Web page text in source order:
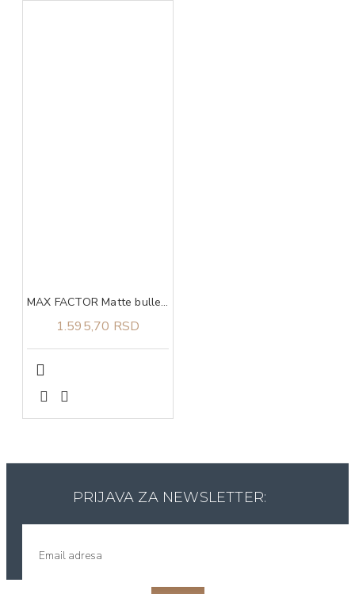
MAX FACTOR Matte bullet sun kissed 10
1.595,70 RSD
PRIJAVA ZA NEWSLETTER: